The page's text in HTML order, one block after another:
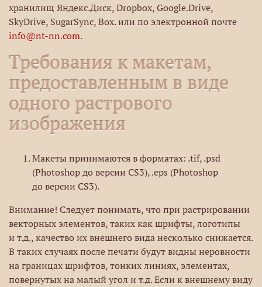
хранилищ Яндекс.Диск, Dropbox, Google.Drive,
SkyDrive, SugarSync, Box. или по электронной почте
info@nt-nn.com.
Требования к макетам,
предоставленным в виде
одного растрового
изображения
Макеты принимаются в форматах: .tif, .psd
(Photoshop до версии CS3), .eps (Photoshop
до версии CS3).
Внимание! Следует понимать, что при растрировании
векторных элементов, таких как шрифты, логотипы
и т.д., качество их внешнего вида несколько снижается.
В таких случаях после печати будут видны неровности
на границах шрифтов, тонких линиях, элементах,
повернутых на малый угол и т.д. Если к внешнему виду